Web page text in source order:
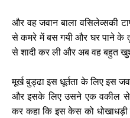
और वह जवानबाला वसिलेव्सकी
सेकमरेमेंबसगयी औरघरपानेके
सेशादीकरलीऔरअबवहबहुत
मूर्ख बुड्ढा इस धूर्तता के लिए इस
और इसके लिए उसने एक वकील से
कर कहा कि इस केस को धोखाधड़ी